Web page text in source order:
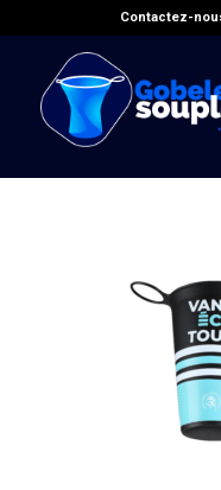
Contactez-